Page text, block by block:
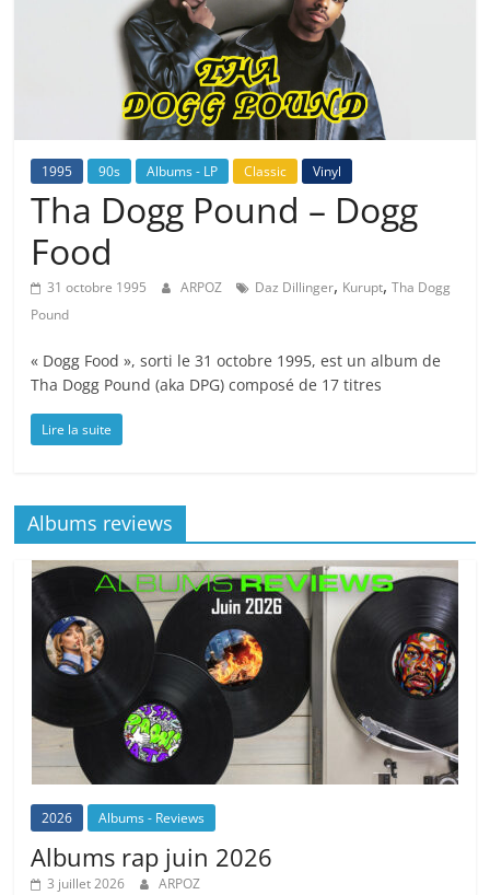
1995 90s Albums - LP Classic Vinyl
Tha Dogg Pound – Dogg
Food
31 octobre 1995 ARPOZ Daz Dillinger, Kurupt,Tha Dogg
Pound
« Dogg Food », sorti le 31 octobre 1995, est un album de
Tha Dogg Pound (aka DPG) composé de 17 titres
Lire la suite
Albums reviews
2026 Albums - Reviews
Albums rap juin 2026
3 juillet 2026 ARPOZ